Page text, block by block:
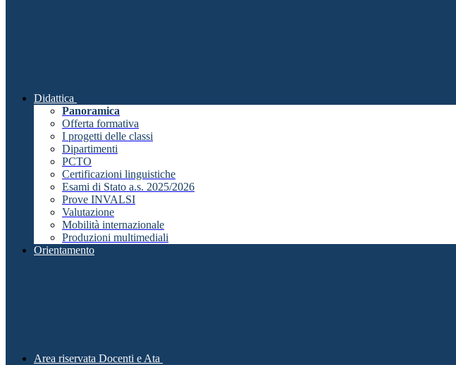
Didattica
Panoramica
Offerta formativa
I progetti delle classi
Dipartimenti
PCTO
Certificazioni linguistiche
Esami di Stato a.s. 2025/2026
Prove INVALSI
Valutazione
Mobilità internazionale
Produzioni multimediali
Orientamento
Area riservata Docenti e Ata